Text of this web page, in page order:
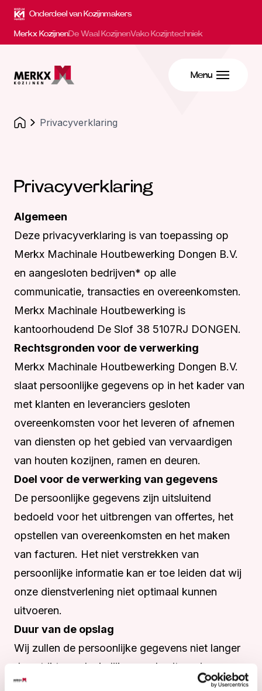
Onderdeel van Kozijnmakers
Merkx KozijnenDe Waal KozijnenVako Kozijntechniek
Menu
Privacyverklaring
Privacyverklaring
Algemeen
Deze privacyverklaring is van toepassing op
Merkx Machinale Houtbewerking Dongen B.V.
en aangesloten bedrijven* op alle
communicatie, transacties en overeenkomsten.
Merkx Machinale Houtbewerking is
kantoorhoudend De Slof 38 5107RJ DONGEN.
Rechtsgronden voor de verwerking
Merkx Machinale Houtbewerking Dongen B.V.
slaat persoonlijke gegevens op in het kader van
met klanten en leveranciers gesloten
overeenkomsten voor het leveren of afnemen
van diensten op het gebied van vervaardigen
van houten kozijnen, ramen en deuren.
Doel voor de verwerking van gegevens
De persoonlijke gegevens zijn uitsluitend
bedoeld voor het uitbrengen van offertes, het
opstellen van overeenkomsten en het maken
van facturen. Het niet verstrekken van
persoonlijke informatie kan er toe leiden dat wij
onze dienstverlening niet optimaal kunnen
uitvoeren.
Duur van de opslag
Wij zullen de persoonlijke gegevens niet langer
dan strikt noodzakelijk voor de uitvoering van
onze diensten bewaren, met het in acht nemen